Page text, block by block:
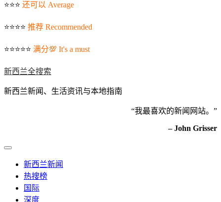
⭐️⭐️⭐️ 还可以 Average
⭐️⭐️⭐️⭐️ 推荐 Recommended
⭐️⭐️⭐️⭐️⭐️ 满分💯 It's a must
新西兰全搜索
新西兰新闻、生活资讯与本地指南
“我最喜欢的新闻网站。”
– John Grisser
新西兰新闻
热搜榜
国际
深度